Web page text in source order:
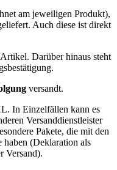
am jeweiligen Produkt),
Auch diese ist direkt
Darüber hinaus steht
versandt.
In Einzelfällen kann es
Versanddienstleister
Pakete, die mit den
(Deklaration als
Versand).